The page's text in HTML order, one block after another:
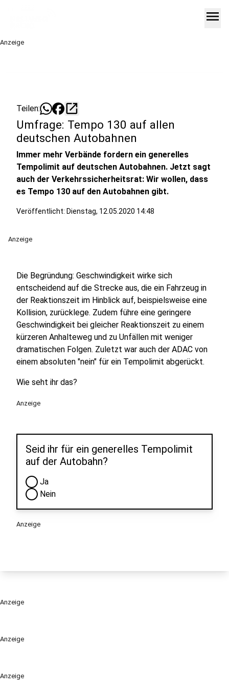
menu
Anzeige
Anzeige
Anzeige
Teilen: open_in_new
Umfrage: Tempo 130 auf allen
deutschen Autobahnen
Immer mehr Verbände fordern ein generelles
Tempolimit auf deutschen Autobahnen. Jetzt sagt
auch der Verkehrssicherheitsrat: Wir wollen, dass
es Tempo 130 auf den Autobahnen gibt.
Veröffentlicht: Dienstag, 12.05.2020 14:48
Anzeige
Die Begründung: Geschwindigkeit wirke sich
entscheidend auf die Strecke aus, die ein Fahrzeug in
der Reaktionszeit im Hinblick auf, beispielsweise eine
Kollision, zurücklege. Zudem führe eine geringere
Geschwindigkeit bei gleicher Reaktionszeit zu einem
kürzeren Anhalteweg und zu Unfällen mit weniger
dramatischen Folgen. Zuletzt war auch der ADAC von
einem absoluten "nein" für ein Tempolimit abgerückt.
Wie seht ihr das?
Anzeige
Seid ihr für ein generelles Tempolimit
auf der Autobahn?
Ja
Nein
Anzeige
Anzeige